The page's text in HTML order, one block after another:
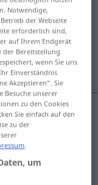
antippen)
Notwendige,
der Webseite
erforderlich sind,
auf Ihrem Endgerät
der Bereitstellung
wenn Sie uns
Einverständnis
Akzeptieren“. Sie
unserer
zu den Cookies
Sie einfach auf den
zu der
.
um